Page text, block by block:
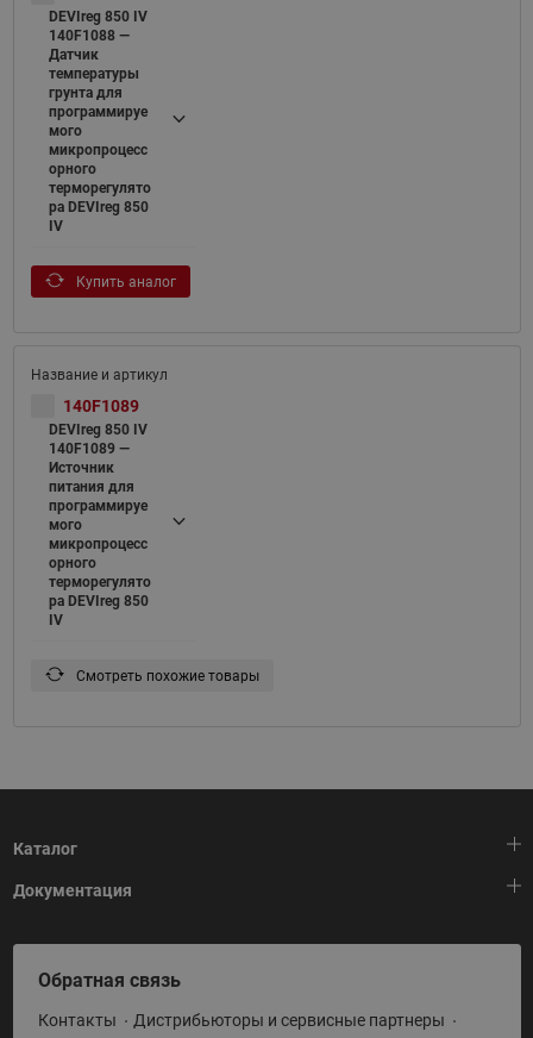
DEVIreg 850 IV
140F1088 —
Датчик
температуры
грунта для
программируе
мого
микропроцесс
орного
терморегулято
ра DEVIreg 850
IV
Купить аналог
140F1089
DEVIreg 850 IV
140F1089 —
Источник
питания для
программируе
мого
микропроцесс
орного
терморегулято
ра DEVIreg 850
IV
Смотреть похожие товары
Каталог
Тепловая автоматика
Холодильная техника
Приводная техника
Промышленная автоматика
Документация
HeatPlatform (Тепловая платформа)
Полезные программы и инструменты
Условия поставки
Обратная связь
Контакты
Дистрибьюторы и сервисные партнеры